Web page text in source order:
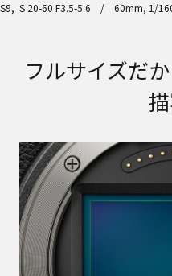
S9, S 20-60 F3.5-5.6 / 60mm, 1/
フルサイズだ